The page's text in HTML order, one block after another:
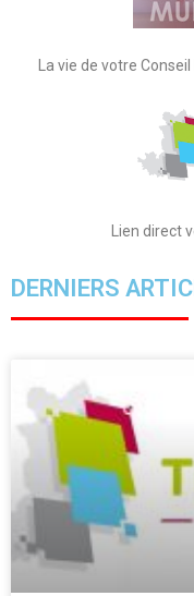
La vie de votre
Lien direct
DERNIERS